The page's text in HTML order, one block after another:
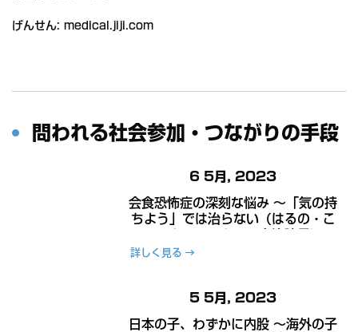
げんせん: medical.jiji.com
問われる社会参加・つながりの手段
会食恐怖症の深刻な悩み ～「気の持
ちよう」では治らない（はるの・こ
6 5月, 2023
詳しく見る
日本の子、わずかに内股 ～海外の子
5 5月, 2023